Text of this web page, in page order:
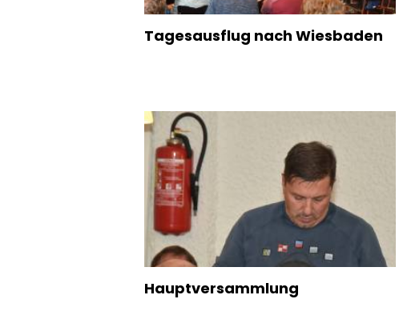
Tagesausflug nach Wiesbaden
Hauptversammlung